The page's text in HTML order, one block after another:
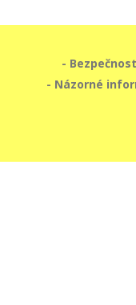
-
- Názorné